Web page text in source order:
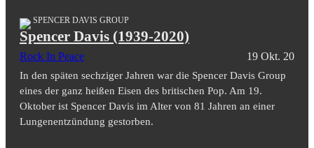
SPENCER DAVIS GROUP
Spencer Davis (1939-2020)
Rock In Peace 19 Okt. 20
In den späten sechziger Jahren war die Spencer Davis Group
eines der ganz heißen Eisen des britischen Pop. Am 19.
Oktober ist Spencer Davis im Alter von 81 Jahren an einer
Lungenentzündung gestorben.